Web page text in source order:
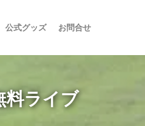
公式グッズ お問合せ
ライブ